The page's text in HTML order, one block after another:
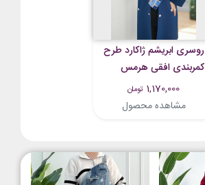
روسری ابریشم ژاکارد طرح
کمربندی افقی هرمس
سرمه ای1,170,000 تومان
مشاهده محصول